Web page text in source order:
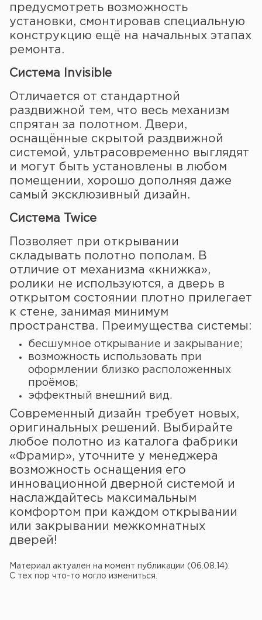
предусмотреть возможность
установки, смонтировав специальную
конструкцию ещё на начальных этапах
ремонта.
Система Invisible
Отличается от стандартной
раздвижной тем, что весь механизм
спрятан за полотном. Двери,
оснащённые скрытой раздвижной
системой, ультрасовременно выглядят
и могут быть установлены в любом
помещении, хорошо дополняя даже
самый эксклюзивный дизайн.
Система Twice
Позволяет при открывании
складывать полотно пополам. В
отличие от механизма «книжка»,
ролики не используются, а дверь в
открытом состоянии плотно прилегает
к стене, занимая минимум
пространства. Преимущества системы:
бесшумное открывание и закрывание;
возможность использовать при
оформлении близко расположенных
проёмов;
эффектный внешний вид.
Современный дизайн требует новых,
оригинальных решений. Выбирайте
любое полотно из каталога фабрики
«Фрамир», уточните у менеджера
возможность оснащения его
инновационной дверной системой и
наслаждайтесь максимальным
комфортом при каждом открывании
или закрывании межкомнатных
дверей!
Материал актуален на момент публикации (06.08.14).
С тех пор что-то могло измениться.